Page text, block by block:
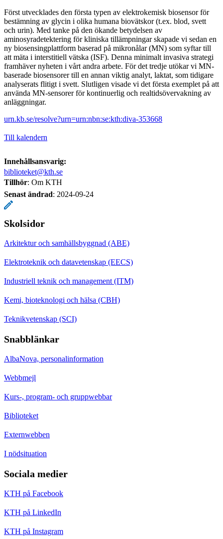
Först utvecklades den första typen av elektrokemisk biosensor för
bestämning av glycin i olika humana biovätskor (t.ex. blod, svett
och urin). Med tanke på den ökande betydelsen av
aminosyradetektering för kliniska tillämpningar skapade vi sedan en
ny biosensingplattform baserad på mikronålar (MN) som syftar till
att mäta i interstitiell vätska (ISF). Denna minimalt invasiva strategi
framhäver nyheten i vårt andra arbete. För det tredje utökar vi MN-
baserade biosensorer till en annan viktig analyt, laktat, som tidigare
analyserats flitigt i svett. Slutligen visade vi det första exemplet på att
använda MN-sensorer för kontinuerlig och realtidsövervakning av
anläggningar.
urn.kb.se/resolve?urn=urn:nbn:se:kth:diva-353668
Till kalendern
Innehållsansvarig:
biblioteket@kth.se
Tillhör: Om KTH
Senast ändrad: 2024-09-24
Skolsidor
Arkitektur och samhällsbyggnad (ABE)
Elektroteknik och datavetenskap (EECS)
Industriell teknik och management (ITM)
Kemi, bioteknologi och hälsa (CBH)
Teknikvetenskap (SCI)
Snabblänkar
AlbaNova, personalinformation
Webbmejl
Kurs-, program- och gruppwebbar
Biblioteket
Externwebben
I nödsituation
Sociala medier
KTH på Facebook
KTH på LinkedIn
KTH på Instagram